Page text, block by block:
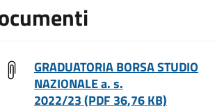
GRADUATORIA BORSA STUDIO
NAZIONALE a. s.
2022/23 (PDF 36,76 KB)